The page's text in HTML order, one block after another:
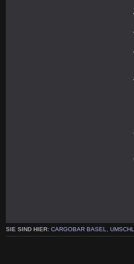
SIE SIND HIER: CARGOBAR BASEL,